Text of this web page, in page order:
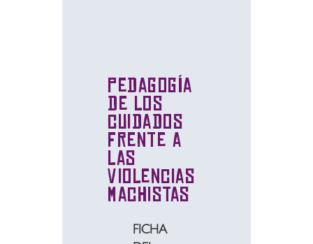
Pedagogía
de los
cuidados
frente a
las
violencias
machistas
FICHA